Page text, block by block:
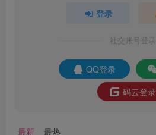
登录
社交账号登录
QQ登录
码云登录
最新 最热